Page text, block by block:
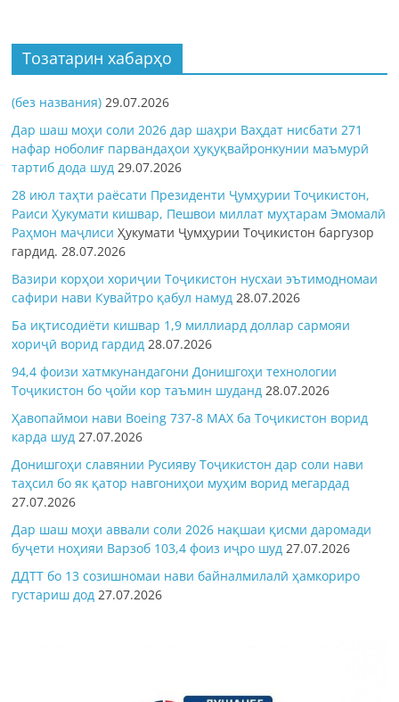
Тозатарин хабарҳо
(без названия) 29.07.2026
Дар шаш моҳи соли 2026 дар шаҳри Ваҳдат нисбати 271
нафар ноболиғ парвандаҳои ҳуқуқвайронкунии маъмурӣ
тартиб дода шуд 29.07.2026
28 июл таҳти раёсати Президенти Ҷумҳурии Тоҷикистон,
Раиси Ҳукумати кишвар, Пешвои миллат муҳтарам Эмомалӣ
Раҳмон маҷлисиҲукумати Ҷумҳурии Тоҷикистон баргузор
гардид.28.07.2026
Вазири корҳои хориҷии Тоҷикистон нусхаи эътимодномаи
сафири нави Кувайтро қабул намуд 28.07.2026
Ба иқтисодиёти кишвар 1,9 миллиард доллар сармояи
хориҷӣ ворид гардид 28.07.2026
94,4 фоизи хатмкунандагони Донишгоҳи технологии
Тоҷикистон бо ҷойи кор таъмин шуданд 28.07.2026
Ҳавопаймои нави Boeing 737-8 MAX ба Тоҷикистон ворид
карда шуд 27.07.2026
Донишгоҳи славянии Русияву Тоҷикистон дар соли нави
таҳсил бо як қатор навгониҳои муҳим ворид мегардад
27.07.2026
Дар шаш моҳи аввали соли 2026 нақшаи қисми даромади
буҷети ноҳияи Варзоб 103,4 фоиз иҷро шуд 27.07.2026
ДДТТ бо 13 созишномаи нави байналмилалӣ ҳамкориро
густариш дод 27.07.2026